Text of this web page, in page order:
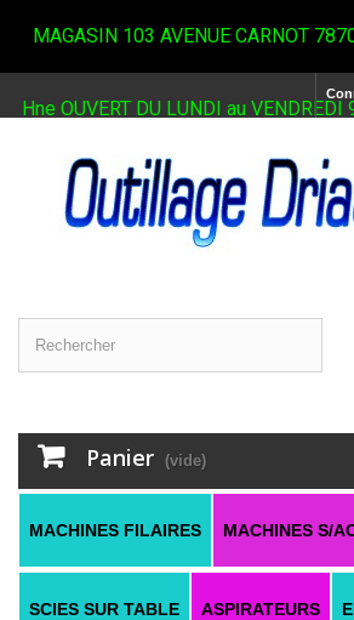
MAGASIN 103 AVENUE CARNOT
Hne OUVERT DU LUNDI au
Panier (vide)
MACHINES FILAIRES MACHINES S/
SCIES SUR TABLE ASPIRATEURS